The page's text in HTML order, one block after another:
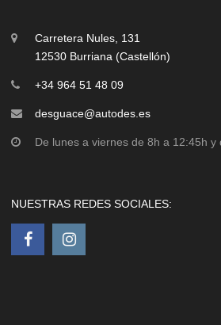
Carretera Nules, 131
12530 Burriana (Castellón)
+34 964 51 48 09
desguace@autodes.es
De lunes a viernes de 8h a 12:45h y
NUESTRAS REDES SOCIALES: